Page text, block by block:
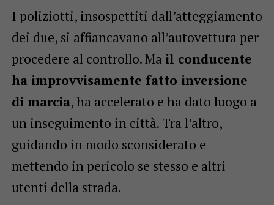
I poliziotti, insospettiti dall’atteggiamento
dei due, si affiancavano all’autovettura per
procedere al controllo. Ma il conducente
ha improvvisamente fatto inversione
di marcia, ha accelerato e ha dato luogo a
un inseguimento in città. Tra l’altro,
guidando in modo sconsiderato e
mettendo in pericolo se stesso e altri
utenti della strada.